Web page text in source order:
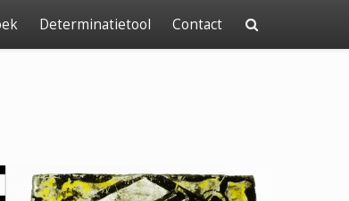
Determinatietool Contact